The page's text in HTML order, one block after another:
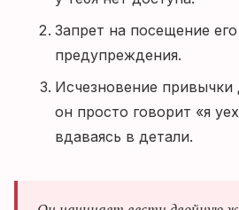
Запрет на посещение
предупреждения.
Исчезновение привычки
он просто говорит «я
вдаваясь в детали.